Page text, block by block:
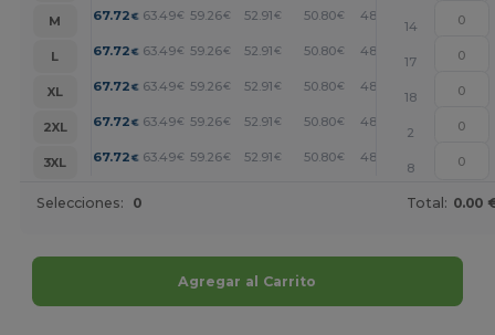
M
67.72 € 63.49€ 59.26€ 52.91 € 50.80€ 48.68
14
L
67.72 € 63.49€ 59.26€ 52.91 € 50.80€ 48.68
17
XL
67.72 € 63.49€ 59.26€ 52.91 € 50.80€ 48.68
18
2XL
67.72 € 63.49€ 59.26€ 52.91 € 50.80€ 48.68
2
3XL
67.72 € 63.49€ 59.26€ 52.91 € 50.80€ 48.68
8
Selecciones: 0 Total: 0.00
Agregar al Carrito